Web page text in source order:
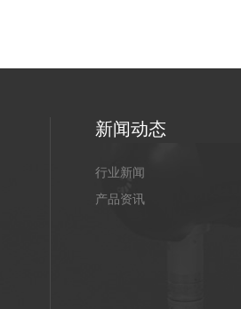
新闻动态
行业新闻
产品资讯